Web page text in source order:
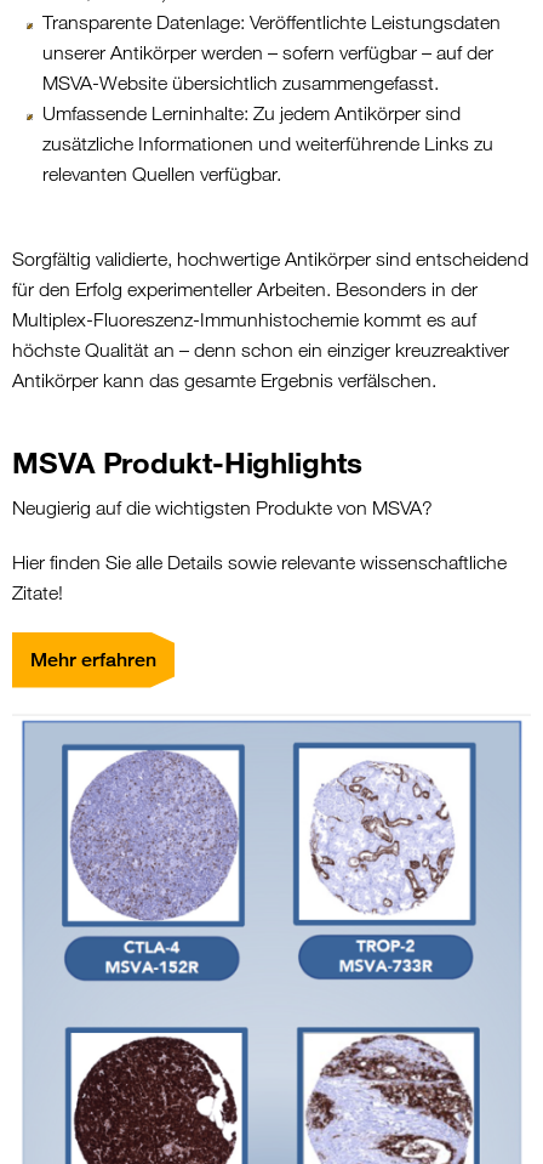
Transparente Datenlage: Veröffentlichte Leistungsdaten
unserer Antikörper werden – sofern verfügbar – auf der
MSVA-Website übersichtlich zusammengefasst.
Umfassende Lerninhalte: Zu jedem Antikörper sind
zusätzliche Informationen und weiterführende Links zu
relevanten Quellen verfügbar.
Sorgfältig validierte, hochwertige Antikörper sind entscheidend
für den Erfolg experimenteller Arbeiten. Besonders in der
Multiplex-Fluoreszenz-Immunhistochemie kommt es auf
höchste Qualität an – denn schon ein einziger kreuzreaktiver
Antikörper kann das gesamte Ergebnis verfälschen.
MSVA Produkt-Highlights
Neugierig auf die wichtigsten Produkte von MSVA?
Hier finden Sie alle Details sowie relevante wissenschaftliche
Zitate!
Mehr erfahren